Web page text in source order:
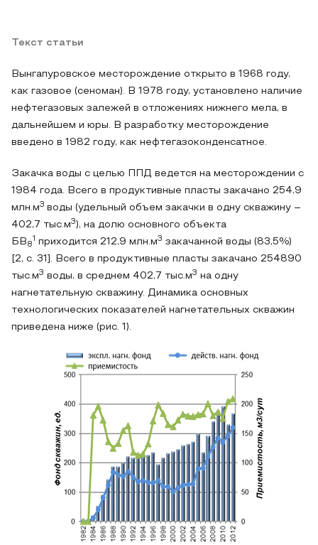
Текст статьи
Вынгапуровское месторождение открыто в 1968 году,
как газовое (сеноман). В 1978 году, установлено наличие
нефтегазовых залежей в отложениях нижнего мела, в
дальнейшем и юры. В разработку месторождение
введено в 1982 году, как нефтегазоконденсатное.
Закачка воды с целью ППД ведется на месторождении с
1984 года. Всего в продуктивные пласты закачано 254,9
млн.м3 воды (удельный объем закачки в одну скважину –
402,7 тыс.м3 ), на долю основного объекта
БВ 8 приходится 212,9 млн.м3 закачанной воды (83,5%)
[2, с. 31]. Всего в продуктивные пласты закачано 254890
тыс.м3 воды, в среднем 402,7 тыс.м3 на одну
нагнетательную скважину. Динамика основных
технологических показателей нагнетательных скважин
приведена ниже (рис. 1).